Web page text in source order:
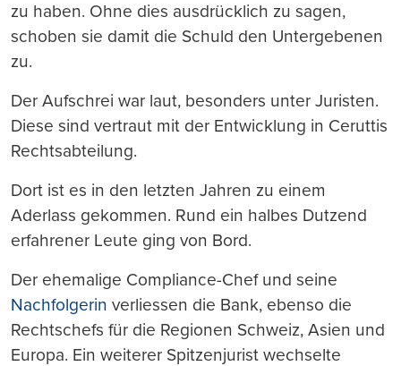
zu haben. Ohne dies ausdrücklich zu sagen,
schoben sie damit die Schuld den Untergebenen
zu.
Der Aufschrei war laut, besonders unter Juristen.
Diese sind vertraut mit der Entwicklung in Ceruttis
Rechtsabteilung.
Dort ist es in den letzten Jahren zu einem
Aderlass gekommen. Rund ein halbes Dutzend
erfahrener Leute ging von Bord.
Der ehemalige Compliance-Chef und seine
Nachfolgerin verliessen die Bank, ebenso die
Rechtschefs für die Regionen Schweiz, Asien und
Europa. Ein weiterer Spitzenjurist wechselte